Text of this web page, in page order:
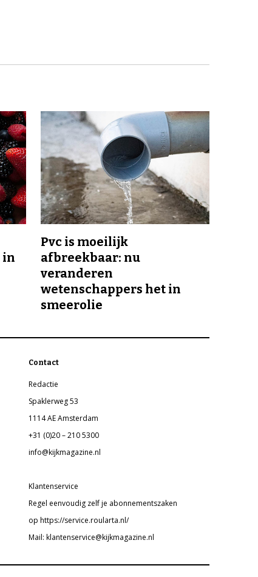
in
Pvc is moeilijk
afbreekbaar: nu
veranderen
wetenschappers het in
smeerolie
Contact
Redactie
Spaklerweg 53
1114 AE Amsterdam
+31 (0)20 – 210 5300
info@kijkmagazine.nl
Klantenservice
Regel eenvoudig zelf je abonnementszaken
op https://service.roularta.nl/
Mail: klantenservice@kijkmagazine.nl